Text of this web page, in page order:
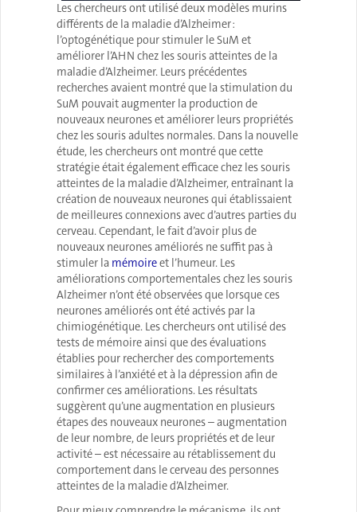
Les chercheurs ont utilisé deux modèles murins
différents de la maladie d’Alzheimer :
l’optogénétique pour stimuler le SuM et
améliorer l’AHN chez les souris atteintes de la
maladie d’Alzheimer. Leurs précédentes
recherches avaient montré que la stimulation du
SuM pouvait augmenter la production de
nouveaux neurones et améliorer leurs propriétés
chez les souris adultes normales. Dans la nouvelle
étude, les chercheurs ont montré que cette
stratégie était également efficace chez les souris
atteintes de la maladie d’Alzheimer, entraînant la
création de nouveaux neurones qui établissaient
de meilleures connexions avec d’autres parties du
cerveau. Cependant, le fait d’avoir plus de
nouveaux neurones améliorés ne suffit pas à
stimuler la mémoireet l’humeur. Les
améliorations comportementales chez les souris
Alzheimer n’ont été observées que lorsque ces
neurones améliorés ont été activés par la
chimiogénétique. Les chercheurs ont utilisé des
tests de mémoire ainsi que des évaluations
établies pour rechercher des comportements
similaires à l’anxiété et à la dépression afin de
confirmer ces améliorations. Les résultats
suggèrent qu’une augmentation en plusieurs
étapes des nouveaux neurones – augmentation
de leur nombre, de leurs propriétés et de leur
activité – est nécessaire au rétablissement du
comportement dans le cerveau des personnes
atteintes de la maladie d’Alzheimer.